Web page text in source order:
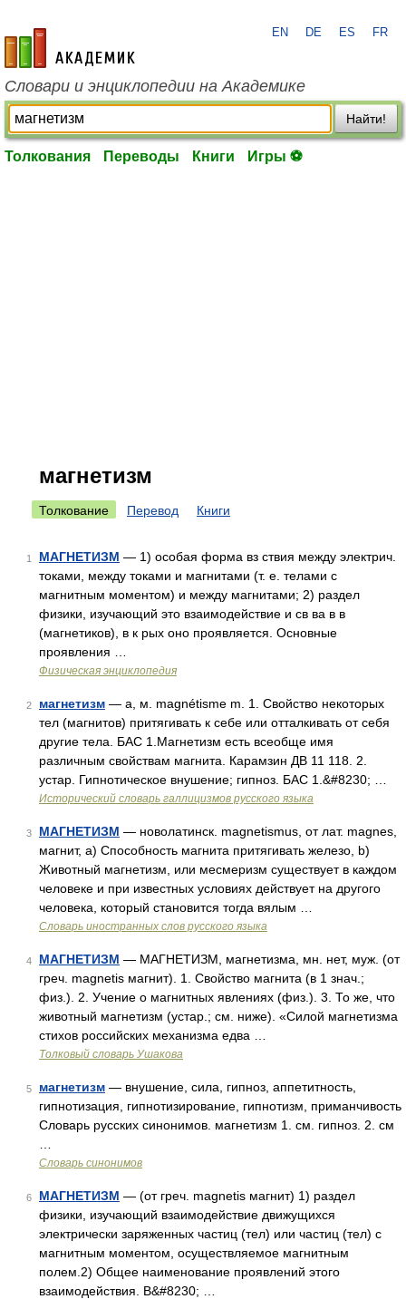
academic.ru
EN DE ES FR
Словари и энциклопедии на Академике
Найти!
Толкования Переводы Книги Игры ⚽
магнетизм
Толкование Перевод Книги
1 МАГНЕТИЗМ — 1) особая форма вз ствия между электрич.
токами, между токами и магнитами (т. е. телами с
магнитным моментом) и между магнитами; 2) раздел
физики, изучающий это взаимодействие и св ва в в
(магнетиков), в к рых оно проявляется. Основные
проявления …
Физическая энциклопедия
2 магнетизм — а, м. magnétisme m. 1. Свойство некоторых
тел (магнитов) притягивать к себе или отталкивать от себя
другие тела. БАС 1.Магнетизм есть всеобще имя
различным свойствам магнита. Карамзин ДВ 11 118. 2.
устар. Гипнотическое внушение; гипноз. БАС 1.&#8230; …
Исторический словарь галлицизмов русского языка
3 МАГНЕТИЗМ — новолатинск. magnetismus, от лат. magnes,
магнит, а) Способность магнита притягивать железо, b)
Животный магнетизм, или месмеризм существует в каждом
человеке и при известных условиях действует на другого
человека, который становится тогда вялым …
Словарь иностранных слов русского языка
4 МАГНЕТИЗМ — МАГНЕТИЗМ, магнетизма, мн. нет, муж. (от
греч. magnetis магнит). 1. Свойство магнита (в 1 знач.;
физ.). 2. Учение о магнитных явлениях (физ.). 3. То же, что
животный магнетизм (устар.; см. ниже). «Силой магнетизма
стихов российских механизма едва …
Толковый словарь Ушакова
5 магнетизм — внушение, сила, гипноз, аппетитность,
гипнотизация, гипнотизирование, гипнотизм, приманчивость
Словарь русских синонимов. магнетизм 1. см. гипноз. 2. см
Словарь синонимов
6 МАГНЕТИЗМ — (от греч. magnetis магнит) 1) раздел
физики, изучающий взаимодействие движущихся
электрически заряженных частиц (тел) или частиц (тел) с
магнитным моментом, осуществляемое магнитным
полем.2) Общее наименование проявлений этого
взаимодействия. В&#8230; …